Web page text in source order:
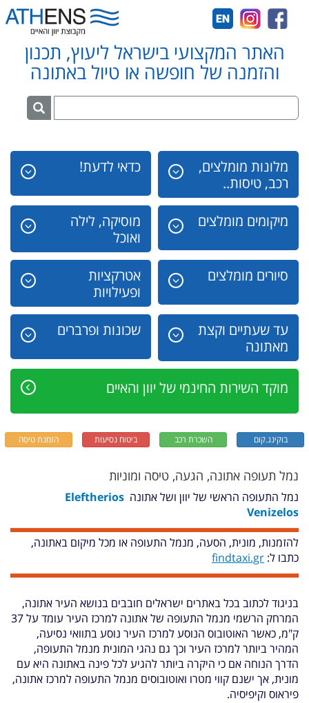
האתר המקצועי בישראל ליעוץ, תכנון
והזמנה של חופשה או טיול באתונה
מלונות מומלצים,
רכב, טיסות..
כדאי לדעת!
מיקומים מומלצים
מוסיקה, לילה
ואוכל
סיורים מומלצים
אטרקציות
ופעילויות
עד שעתיים וקצת
מאתונה
שכונות ופרברים
מוקד השירות החינמי של יוון והאיים
בוקינג.קום השכרת רכב ביטוח נסיעות הזמנת טיסה
נמל תעופה אתונה, הגעה, טיסה ומוניות
נמל התעופה הראשי של יוון ושל אתונה Eleftherios
Venizelos
להזמנות, מונית, הסעה, מנמל התעופה או מכל מיקום באתונה,
כתבו ל:
findtaxi.gr
בניגוד לכתוב בכל באתרים ישראלים חובבים בנושא העיר אתונה,
המרחק הרשמי מנמל התעופה של אתונה למרכז העיר עומד על 37
ק"מ, כאשר האוטובוס הנוסע למרכז העיר נוסע בתוואי נסיעה,
המהיר ביותר למרכז העיר וכך גם נהגי המונית מנמל התעופה,
הדרך הנוחה אם כי היקרה ביותר להגיע לכל פינה באתונה היא עם
מונית, אך ישנם קווי מטרו ואוטובוסים מנמל התעופה למרכז אתונה,
פיראוס וקיפיסיה.